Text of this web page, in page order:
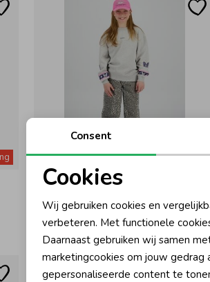
-30% korting
Vingino
Namire Sweater Light Grey Melee
41,99 59,99
Noodzakelijke cookies
Analytische cookies
Consent
Cookies
Wij gebruiken cookies en
verbeteren. Met functionele
Daarnaast gebruiken wij samen
marketingcookies om jouw gedrag
gepersonaliseerde content te